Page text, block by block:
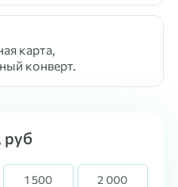
карта,
конверт.
руб
1 500 2 000